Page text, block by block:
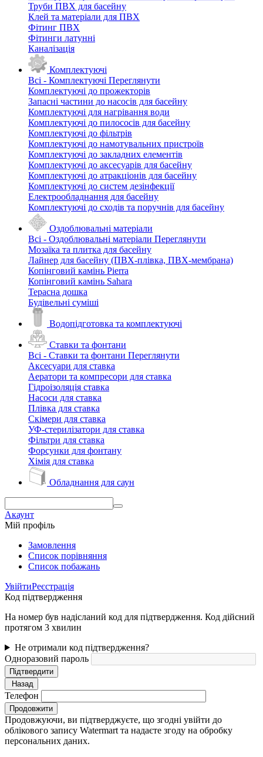
Труби ПВХ для басейну
Клей та матеріали для ПВХ
Фітинг ПВХ
Фітинги латунні
Каналізація
Комплектуючі
Всі - Комплектуючі Переглянути
Комплектуючі до прожекторів
Запасні частини до насосів для басейну
Комплектуючі для нагрівання води
Комплектуючі до пилососів для басейну
Комплектуючі до фільтрів
Комплектуючі до намотувальних пристроїв
Комплектуючі до закладних елементів
Комплектуючі до аксесуарів для басейну
Комплектуючі до атракціонів для басейну
Комплектуючі до систем дезінфекції
Електрообладнання для басейну
Комплектуючі до сходів та поручнів для басейну
Оздоблювальні матеріали
Всі - Оздоблювальні матеріали Переглянути
Мозаїка та плитка для басейну
Лайнер для басейну (ПВХ-плівка, ПВХ-мембрана)
Копінговий камінь Pierra
Копінговий камінь Sahara
Терасна дошка
Будівельні суміші
Водопідготовка та комплектуючі
Ставки та фонтани
Всі - Ставки та фонтани Переглянути
Аксесуари для ставка
Аератори та компресори для ставка
Гідроізоляція ставка
Насоси для ставка
Плівка для ставка
Скімери для ставка
УФ-стерилізатори для ставка
Фільтри для ставка
Форсунки для фонтану
Хімія для ставка
Обладнання для саун
Акаунт
Мій профіль
Замовлення
Cписок порівняння
Список побажань
УвійтиРеєстрація
Код підтвердження
На номер був надісланий код для підтвердження. Код дійсний
протягом 3 хвилин
Не отримали код підтвердження?
Одноразовий пароль
Підтвердити
Назад
Телефон
Продовжити
Продовжуючи, ви підтверджуєте, що згодні увійти до
облікового запису Watermart та надаєте згоду на обробку
персональних даних.